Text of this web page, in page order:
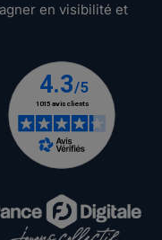
en visibilité et